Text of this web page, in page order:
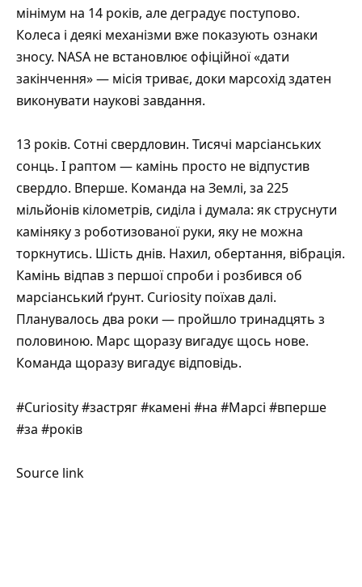
мінімум на 14 років, але деградує поступово.
Колеса і деякі механізми вже показують ознаки
зносу. NASA не встановлює офіційної «дати
закінчення» — місія триває, доки марсохід здатен
виконувати наукові завдання.
13 років. Сотні свердловин. Тисячі марсіанських
сонць. І раптом — камінь просто не відпустив
свердло. Вперше. Команда на Землі, за 225
мільйонів кілометрів, сиділа і думала: як струснути
каміняку з роботизованої руки, яку не можна
торкнутись. Шість днів. Нахил, обертання, вібрація.
Камінь відпав з першої спроби і розбився об
марсіанський ґрунт. Curiosity поїхав далі.
Планувалось два роки — пройшло тринадцять з
половиною. Марс щоразу вигадує щось нове.
Команда щоразу вигадує відповідь.
#Curiosity #застряг #камені #на #Марсі #вперше
#за #років
Source link